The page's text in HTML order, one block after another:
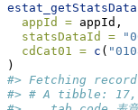
estat_getStatsData
appId = appId,
statsDataId =
cdCat01 = c (
)
#> Fetching
#> # A tibble: